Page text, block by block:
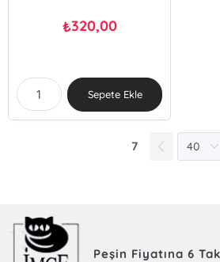
₺320,00
Sepete Ekle
7
Peşin Fiyatına 6